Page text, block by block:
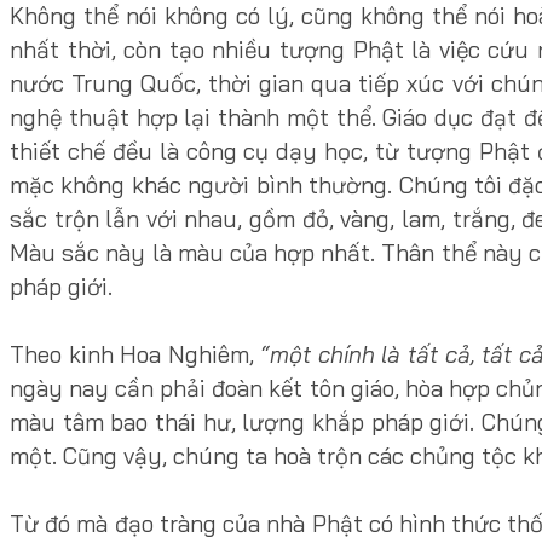
Không thể nói không có lý, cũng không thể nói
nhất thời, còn tạo nhiều tượng Phật là việc cứu
nước Trung Quốc, thời gian qua tiếp xúc với
nghệ thuật hợp lại thành một thể. Giáo dục đạt
thiết chế đều là công cụ dạy học, từ tượng Phật
mặc không khác người bình thường. Chúng tôi
sắc trộn lẫn với nhau, gồm đỏ, vàng, lam, trắng,
Màu sắc này là màu của hợp nhất. Thân thể
pháp giới.
Theo kinh Hoa Nghiêm, “một chính là tất cả, tất
ngày nay cần phải đoàn kết tôn giáo, hòa hợp
màu tâm bao thái hư, lượng khắp pháp giới.
một. Cũng vậy, chúng ta hoà trộn các chủng tộc
Từ đó mà đạo tràng của nhà Phật có hình thức